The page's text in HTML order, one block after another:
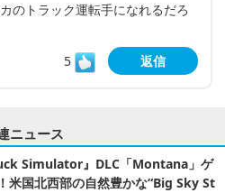
のトラック運転手になれるだろ
5
返信
ニュース
Simulator』DLC「Montana」ゲ
米国北西部の自然豊かな“Big Sky St